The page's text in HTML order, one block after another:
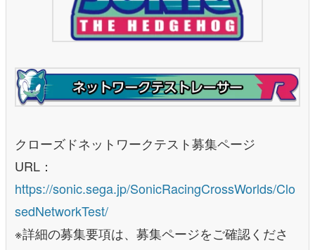
クローズドネットワークテスト募集ページ
URL：
https://sonic.sega.jp/SonicRacingCrossWorlds/Clo
sedNetworkTest/
※詳細の募集要項は、募集ページをご確認くださ